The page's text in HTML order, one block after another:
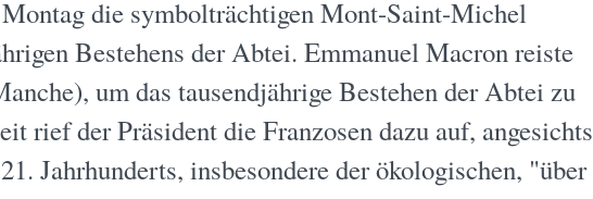
die symbolträchtigen Mont-Saint-Michel
Bestehens der Abtei. Emmanuel Macron reiste
um das tausendjährige Bestehen der Abtei zu
rief der Präsident die Franzosen dazu auf, angesichts
Jahrhunderts, insbesondere der ökologischen, "über